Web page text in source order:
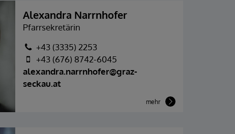
Alexandra Narrnhofer
Pfarrsekretärin
+43 (3335) 2253
+43 (676) 8742-6045
alexandra.narrnhofer@graz-
seckau.at
mehr